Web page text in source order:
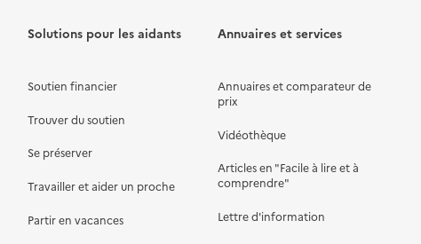
Solutions pour les aidants
Soutien financier
Trouver du soutien
Se préserver
Travailler et aider un proche
Partir en vacances
Annuaires et services
Annuaires et comparateur de
prix
Vidéothèque
Articles en "Facile à lire et à
comprendre"
Lettre d'information